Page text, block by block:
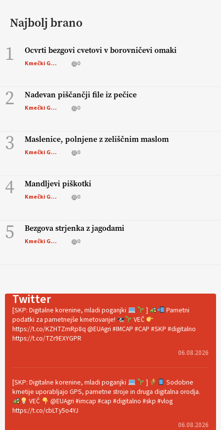
Najbolj brano
1 Ocvrti bezgovi cvetovi v borovničevi omaki
Kmečki Glas 0
2 Nadevan piščančji file iz pečice
Kmečki Glas 0
3 Maslenice, polnjene z zeliščnim maslom
Kmečki Glas 0
4 Mandljevi piškotki
Kmečki Glas 0
5 Bezgova strjenka z jagodami
Kmečki Glas 0
Twitter
[SKP: Digitalne korenine, mladi poganjki ]
Pametni
podatki za pametnejše kmetovanje!
VEČ
https://t.co/KZHTZmRp8q @EUAgri #IMCAP #CAP #SKP #digitalno
https://t.co/TZr9EXYGPR
06.08.2026
[SKP: Digitalne korenine, mladi poganjki ]
Sodobne
kmetije uporabljajo GPS, pametne stroje in druga digitalna orodja.
VEČ
@EUAgri #imcap #cap #digitalno #skp #vlog
https://t.co/cbLTy5o4YJ
06.08.2026